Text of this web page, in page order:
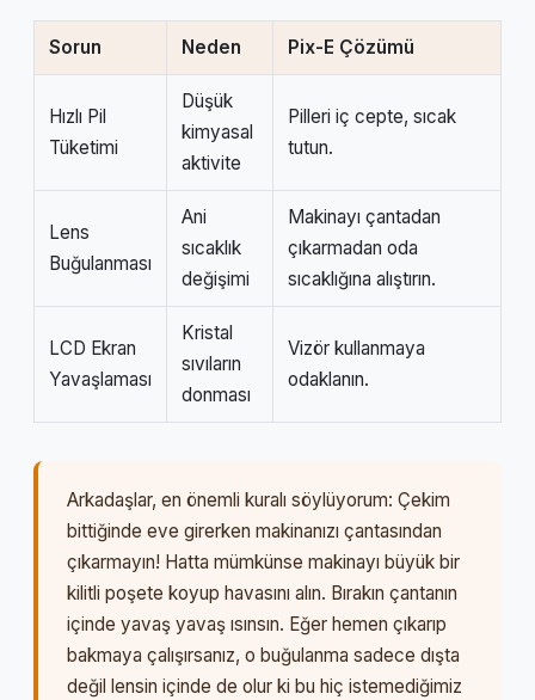
Sorun Neden Pix-E Çözümü
Hızlı Pil
Tüketimi
Düşük
kimyasal
aktivite
Pilleri iç cepte, sıcak
tutun.
Lens
Buğulanması
Ani
sıcaklık
değişimi
Makinayı çantadan
çıkarmadan oda
sıcaklığına alıştırın.
LCD Ekran
Yavaşlaması
Kristal
sıvıların
donması
Vizör kullanmaya
odaklanın.
Arkadaşlar, en önemli kuralı söylüyorum: Çekim
bittiğinde eve girerken makinanızı çantasından
çıkarmayın! Hatta mümkünse makinayı büyük bir
kilitli poşete koyup havasını alın. Bırakın çantanın
içinde yavaş yavaş ısınsın. Eğer hemen çıkarıp
bakmaya çalışırsanız, o buğulanma sadece dışta
değil lensin içinde de olur ki bu hiç istemediğimiz